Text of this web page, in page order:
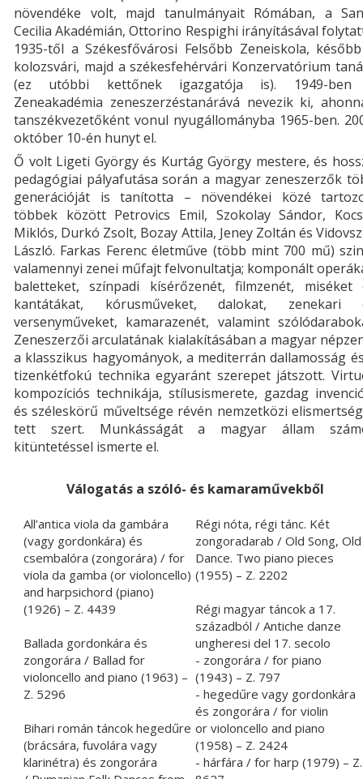
növendéke volt, majd tanulmányait Rómában, a
Cecilia Akadémián, Ottorino Respighi irányításával
1935-től a Székesfővárosi Felsőbb Zeneiskola,
kolozsvári, majd a székesfehérvári Konzervatórium
(ez utóbbi kettőnek igazgatója is). 1949-
Zeneakadémia zeneszerzéstanárává nevezik ki,
tanszékvezetőként vonul nyugállományba 1965-ben.
október 10-én hunyt el.
Ő volt Ligeti György és Kurtág György mestere, és
pedagógiai pályafutása során a magyar zeneszerzők
generációját is tanította – növendékei közé
többek között Petrovics Emil, Szokolay Sándor,
Miklós, Durkó Zsolt, Bozay Attila, Jeney Zoltán és
László. Farkas Ferenc életműve (több mint 700 mű)
valamennyi zenei műfajt felvonultatja; komponált
baletteket, színpadi kísérőzenét, filmzenét, miséket
kantátákat, kórusműveket, dalokat, zenekari
versenyműveket, kamarazenét, valamint
Zeneszerzői arculatának kialakításában a magyar
a klasszikus hagyományok, a mediterrán dallamosság
tizenkétfokú technika egyaránt szerepet játszott.
kompozíciós technikája, stílusismerete, gazdag
és széleskörű műveltsége révén nemzetközi
tett szert. Munkásságát a magyar állam
kitüntetéssel ismerte el.
Válogatás a szóló- és kamaraművekből
All’antica viola da gambára
(vagy gordonkára) és
csembalóra (zongorára) / for
viola da gamba (or violoncello)
and harpsichord (piano)
(1926) – Z. 4439
Ballada gordonkára és
zongorára / Ballad for
violoncello and piano (1963) –
Z. 5296
Bihari román táncok hegedűre
(brácsára, fuvolára vagy
klarinétra) és zongorára
Régi nóta, régi tánc. Két
zongoradarab / Old Song, Old
Dance. Two piano pieces
(1955) – Z. 2202
Régi magyar táncok a 17.
századból / Antiche danze
ungheresi del 17. secolo
- zongorára / for piano
(1943) – Z. 797
- hegedűre vagy gordonkára
és zongorára / for violin
or violoncello and piano
(1958) – Z. 2424
- hárfára / for harp (1979) – Z.